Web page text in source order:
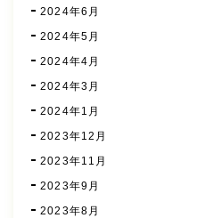
2024年6月
2024年5月
2024年4月
2024年3月
2024年1月
2023年12月
2023年11月
2023年9月
2023年8月